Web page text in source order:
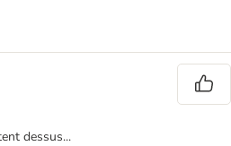
dessus...